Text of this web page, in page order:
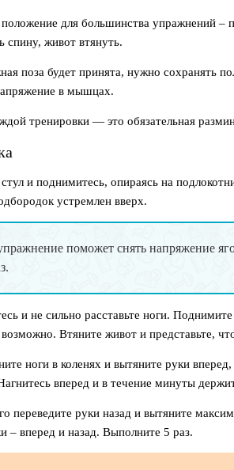
для большинства упражнений –
спину, живот втянуть.
поза будет принята, нужно сохранять
в мышцах.
тренировки — это обязательная
и поднимитесь, опираясь на
устремлен вверх.
поможет снять напряжение
и не сильно расставьте ноги.
возможно. Втяните живот и представьте,
ноги в коленях и вытяните руки
вперед и в течение минуты
переведите руки назад и вытяните
– вперед и назад. Выполните 5 раз.